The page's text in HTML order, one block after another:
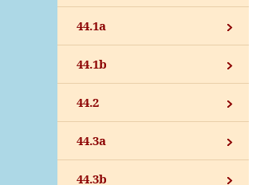
44.1a
44.1b
44.2
44.3a
44.3b